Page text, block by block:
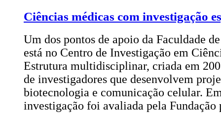
Ciências médicas com investigação
Um dos pontos de apoio da Faculdade
está no Centro de Investigação em
Estrutura multidisciplinar, criada em
de investigadores que desenvolvem
biotecnologia e comunicação celular.
investigação foi avaliada pela Fundação